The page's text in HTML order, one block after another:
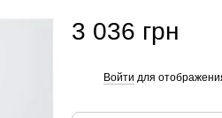
3 036 грн
Войти для